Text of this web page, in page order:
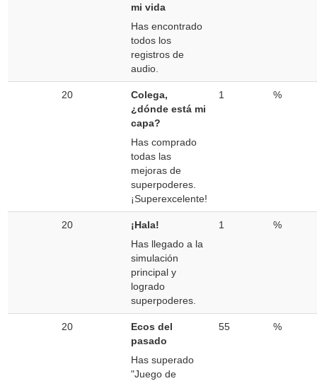
mi vida
Has encontrado
todos los
registros de
audio.
20
Colega,
¿dónde está mi
capa?
Has comprado
todas las
mejoras de
superpoderes.
¡Superexcelente!
1 %
20
¡Hala!
Has llegado a la
simulación
principal y
logrado
superpoderes.
1 %
20
Ecos del
pasado
Has superado
"Juego de
55 %